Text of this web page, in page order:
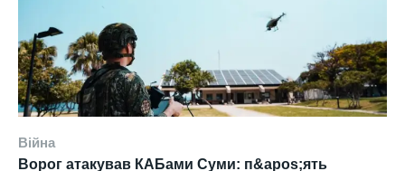
Війна
Ворог атакував КАБами Суми: п&apos;ять